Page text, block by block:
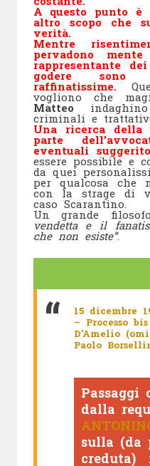
A questo punto
altro scopo che
verità.
Mentre
pervadono
rappresentante
godere
raffinatissime.
vogliono che
Matteo
criminali e
Una ricerca
parte
eventuali
essere possibile e
da quei
per qualcosa
con la strage di
caso Scarantino.
Un grande
vendetta e il
che non esiste”.
15 dicembre
– Processo
D’Amelio
Paolo
dalla
sulla (da
creduta)